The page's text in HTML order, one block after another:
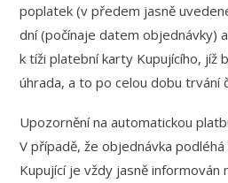
poplatek (v předem jasně
dní (počínaje datem objednávky)
k tíži platební karty Kupujícího, jíž
úhrada, a to po celou dobu trvání
Upozornění na automatickou
V případě, že objednávka
Kupující je vždy jasně informován